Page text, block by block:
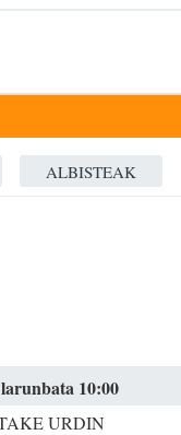
ALBISTEAK
10:00
URDIN